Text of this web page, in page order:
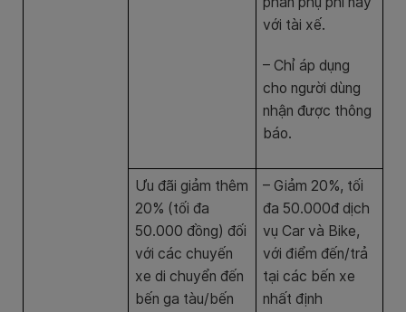
với tài xế.
– Chỉ áp dụng
cho người dùng
nhận được thông
báo.
Ưu đãi giảm thêm
20% (tối đa
50.000 đồng) đối
với các chuyến
xe di chuyển đến
bến ga tàu/bến
– Giảm 20%, tối
đa 50.000đ dịch
vụ Car và Bike,
với điểm đến/trả
tại các bến xe
nhất định